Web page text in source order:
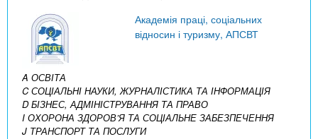
Академія праці, соціальних
відносин і туризму, АПСВТ
A ОСВІТА
C СОЦІАЛЬНІ НАУКИ, ЖУРНАЛІСТИКА ТА ІНФОРМАЦІЯ
D БІЗНЕС, АДМІНІСТРУВАННЯ ТА ПРАВО
I ОХОРОНА ЗДОРОВ’Я ТА СОЦІАЛЬНЕ ЗАБЕЗПЕЧЕННЯ
J ТРАНСПОРТ ТА ПОСЛУГИ